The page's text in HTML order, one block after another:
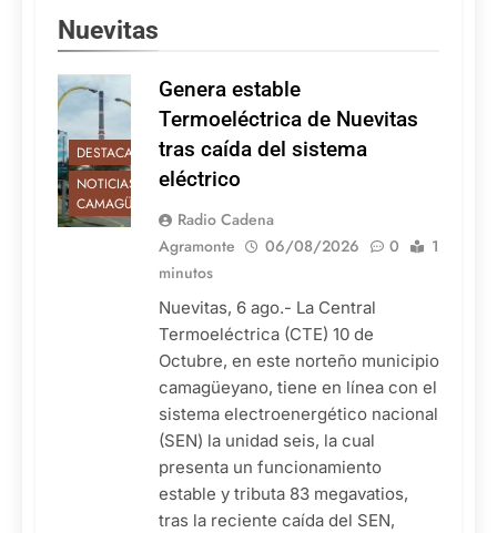
Nuevitas
DESTACADAS
NOTICIAS DE
CAMAGÜEY
Genera estable
Termoeléctrica de Nuevitas
tras caída del sistema
eléctrico
Radio Cadena
Agramonte
06/08/2026 0
1
minutos
Nuevitas, 6 ago.- La Central
Termoeléctrica (CTE) 10 de
Octubre, en este norteño municipio
camagüeyano, tiene en línea con el
sistema electroenergético nacional
(SEN) la unidad seis, la cual
presenta un funcionamiento
estable y tributa 83 megavatios,
tras la reciente caída del SEN,